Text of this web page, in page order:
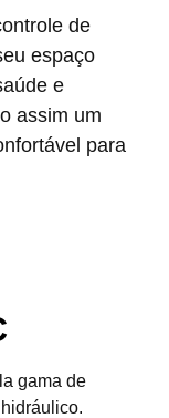
de
espaço
e
assim um
para
gama de